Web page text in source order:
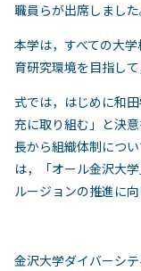
職員らが出席しました
本学は，すべての大
育研究環境を目指し
式では，はじめに和
充に取り組む」と決
長から組織体制につ
は，「オール金沢大
ルージョンの推進に
金沢大学ダイバーシ